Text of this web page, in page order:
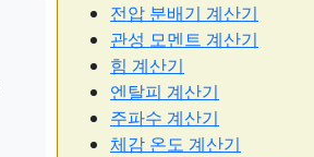
전압 분배기 계산기
관성 모멘트 계산기
힘 계산기
엔탈피 계산기
주파수 계산기
체감 온도 계산기